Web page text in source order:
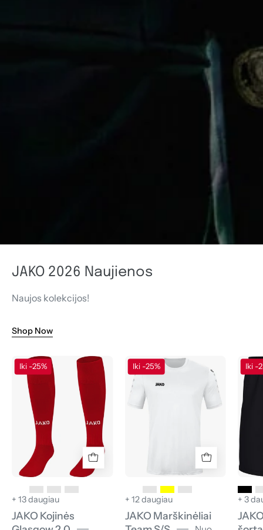
JAKO 2026 Naujienos
Naujos kolekcijos!
Shop Now
JAKO
Kojinės
Glasgow
Iki -25%
+ 13 daugiau
JAKO Kojinės
JAKO
Marškinėliai
Iki -25%
+ 12 daugiau
JAKO Marškinėliai
Iki -
+ 3